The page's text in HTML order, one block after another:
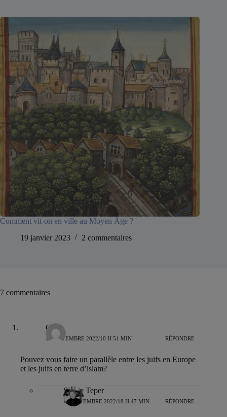
Comment vit-on en ville au Moyen Âge ?
19 janvier 2023
2 commentaires
7 commentaires
Gedi
12 NOVEMBRE 2022/10 H 51 MIN RÉPONDRE
Pouvez vous faire un parallèle entre les juifs en Europe
et les juifs en terre d’islam?
Sylvie Teper
12 NOVEMBRE 2022/18 H 47 MIN RÉPONDRE